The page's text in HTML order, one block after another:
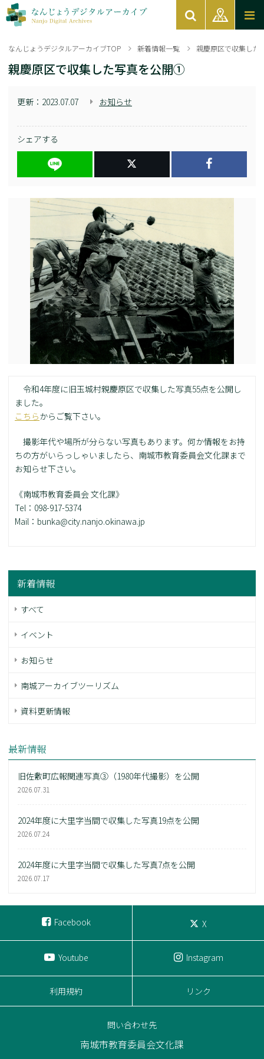
なんじょうデジタルアーカイブTOP 新着情報一覧 親慶原区で収集し
親慶原区で収集した写真を公開①
更新： 2023.07.07 お知らせ
シェアする
令和4年度に旧玉城村親慶原区で収集した写真55点を公開し
ました。
こちらからご覧下さい。
撮影年代や場所が分らない写真もあります。何か情報をお持
ちの方がいらっしゃいましたら、南城市教育委員会文化課まで
お知らせ下さい。
《南城市教育委員会 文化課》
Tel：098-917-5374
Mail：bunka@city.nanjo.okinawa.jp
新着情報
すべて
イベント
お知らせ
南城アーカイブツーリズム
資料更新情報
最新情報
旧佐敷町広報関連写真③（1980年代撮影）を公開
2026.07.31
2024年度に大里字当間で収集した写真19点を公開
2026.07.24
2024年度に大里字当間で収集した写真7点を公開
2026.07.17
Facebook X
Youtube Instagram
利用規約 リンク
問い合わせ先
南城市教育委員会文化課